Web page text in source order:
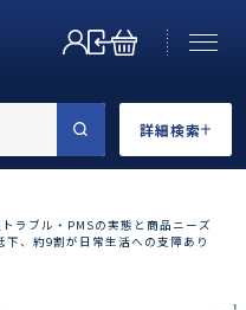
詳細検索
ラブル・PMSの実態と商品ニーズ
、約9割が日常生活への支障あり